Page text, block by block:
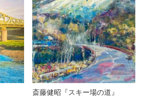
斎藤健昭『スキー場の道』